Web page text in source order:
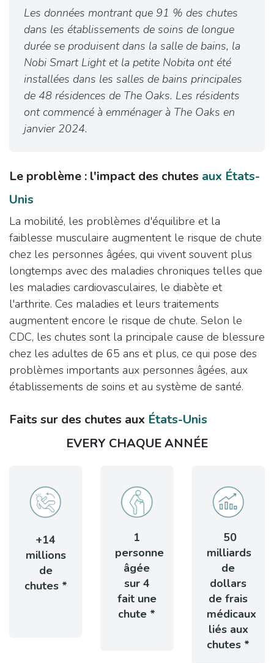
Les données montrant que 91 % des chutes
dans les établissements de soins de longue
durée se produisent dans la salle de bains, la
Nobi Smart Light et la petite Nobita ont été
installées dans les salles de bains principales
de 48 résidences de The Oaks. Les résidents
ont commencé à emménager à The Oaks en
janvier 2024.​
Le problème : l'impact des chutes aux États-
Unis
La mobilité, les problèmes d'équilibre et la
faiblesse musculaire augmentent le risque de chute
chez les personnes âgées, qui vivent souvent plus
longtemps avec des maladies chroniques telles que
les maladies cardiovasculaires, le diabète et
l'arthrite. Ces maladies et leurs traitements
augmentent encore le risque de chute. Selon le
CDC, les chutes sont la principale cause de blessure
chez les adultes de 65 ans et plus, ce qui pose des
problèmes importants aux personnes âgées, aux
établissements de soins et au système de santé.​
Faits sur des chutes aux États-Unis
EVERY CHAQUE ANNÉE
+14
millions
de
chutes *
1
personne
âgée
sur 4
fait une
chute *
50
milliards
de
dollars
de frais
médicaux
liés aux
chutes *